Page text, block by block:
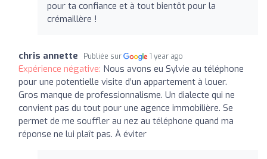
pour ta confiance et à tout bientôt pour la
crémaillère !
chris annette Publiée sur 1 year ago
Expérience négative: Nous avons eu Sylvie au téléphone
pour une potentielle visite d’un appartement à louer.
Gros manque de professionnalisme. Un dialecte qui ne
convient pas du tout pour une agence immobilière. Se
permet de me souffler au nez au téléphone quand ma
réponse ne lui plaît pas. À éviter